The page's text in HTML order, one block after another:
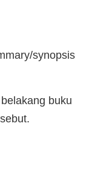
synopsis
buku